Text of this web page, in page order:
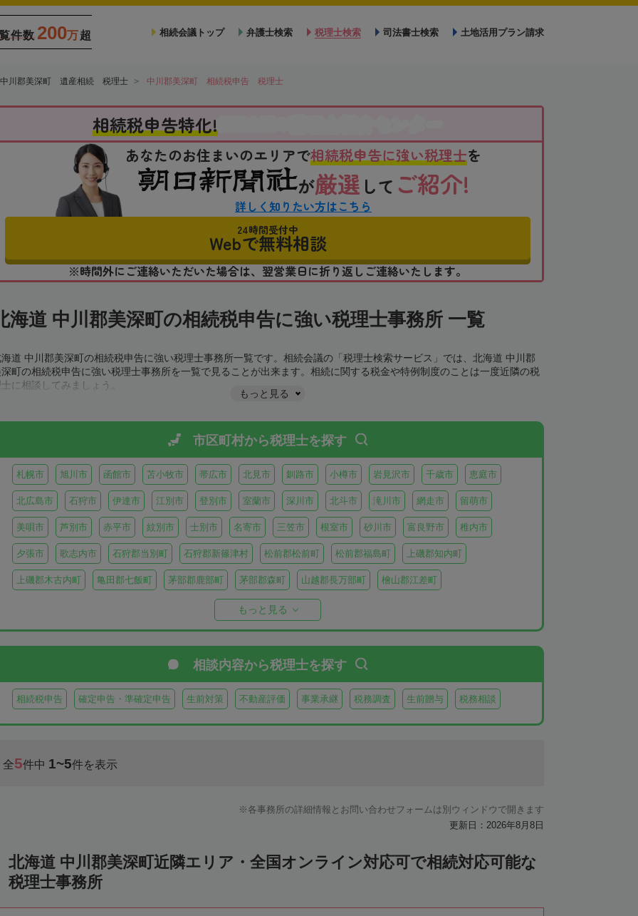
件数 200万超 相続会議トップ 弁護士検索 税理士検索 司法書士検索 土地活用プラン請求
中川郡美深町 遺産相続 税理士 中川郡美深町 相続税申告 税理士
相続税申告特化!
あなたのお住まいのエリアで相続税申告に強い税理士を
が厳選 して ご紹介!
詳しく知りたい方はこちら
24時間受付中
Webで無料相談
※時間外にご連絡いただいた場合は、翌営業日に折り返しご連絡いたします。
海道 中川郡美深町の相続税申告に強い税理士事務所 一覧
道 中川郡美深町の相続税申告に強い税理士事務所一覧です。相続会議の「税理士検索サービス」では、北海道 中川郡
町の相続税申告に強い税理士事務所を一覧で見ることが出来ます。相続に関する税金や特例制度のことは一度近隣の税
に相談してみましょう。
もっと見る
市区町村から税理士を探す
札幌市 旭川市 函館市 苫小牧市 帯広市 北見市 釧路市 小樽市 岩見沢市 千歳市 恵庭市
北広島市 石狩市 伊達市 江別市 登別市 室蘭市 深川市 北斗市 滝川市 網走市 留萌市
美唄市 芦別市 赤平市 紋別市 士別市 名寄市 三笠市 根室市 砂川市 富良野市 稚内市
夕張市 歌志内市 石狩郡当別町 石狩郡新篠津村 松前郡松前町 松前郡福島町 上磯郡知内町
上磯郡木古内町 亀田郡七飯町 茅部郡鹿部町 茅部郡森町 山越郡長万部町 檜山郡江差町
奥尻郡奥尻町
島牧郡島牧村 寿都郡寿都町 寿都郡黒松内町 磯谷郡蘭越町 虻田郡ニセコ町 虻田郡倶知安町
虻田郡喜茂別町 虻田郡京極町 虻田郡豊浦町
岩内郡共和町 岩内郡岩内町 二海郡八雲町 古宇郡泊村 古宇郡神恵内村 古平郡古平町 積丹郡積丹町
余市郡仁木町 余市郡余市町 余市郡赤井川村 空知郡南幌町 空知郡奈井江町 空知郡上砂川町
樺戸郡月形町 樺戸郡浦臼町
上川郡比布町 上川郡愛別町 上川郡上川町 上川郡東川町
中川郡美深町 中川郡音威子府村 中川郡中川町 中川郡幕別町 中川郡池田町 中川郡豊頃町
もっと見る
相談内容から税理士を探す
相続税申告 確定申告・準確定申告 生前対策 不動産評価 事業承継 税務調査 生前贈与 税務相談
全5件中 1~5件を表示
各事務所の詳細情報とお問い合わせフォームは別ウィンドウで開きます
更新日：2026年8月8日
北海道 中川郡美深町近隣エリア・全国オンライン対応可で相続対応可能な
税理士事務所